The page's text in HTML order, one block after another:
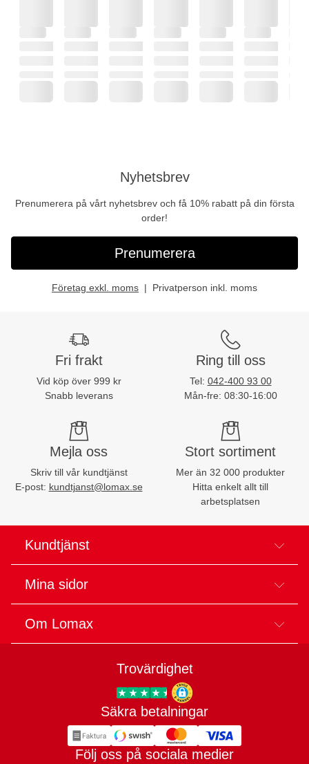
Nyhetsbrev
Prenumerera på vårt nyhetsbrev och få 10% rabatt på din första
order!
Prenumerera
Företag exkl. moms Privatperson inkl. moms
Fri frakt
Vid köp över 999 kr
Snabb leverans
Ring till oss
Tel: 042-400 93 00
Mån-fre: 08:30-16:00
Mejla oss
Skriv till vår kundtjänst
E-post: kundtjanst@lomax.se
Stort sortiment
Mer än 32 000 produkter
Hitta enkelt allt till
arbetsplatsen
Kundtjänst
Mina sidor
Om Lomax
Trovärdighet
Trygg E-handel
Säkra betalningar
Följ oss på sociala medier